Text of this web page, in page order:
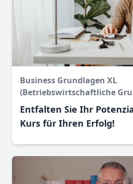
Business Grundlagen XL
(Betriebswirtschaftliche
Entfalten Sie Ihr
Kurs für Ihren Erfolg!